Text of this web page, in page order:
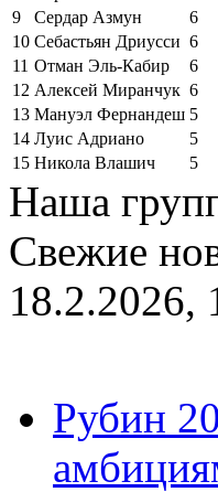
9
Сердар Азмун
6
10 Себастьян Дриусси 6
11 Отман Эль-Кабир
6
12 Алексей Миранчук 6
13 Мануэл Фернандеш 5
14 Луис Адриано
5
15 Никола Влашич 5
Наша
Свежие
18.2.2026,
Рубин